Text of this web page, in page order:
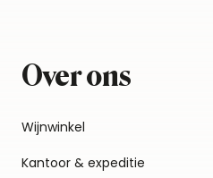
Over ons
Wijnwinkel
Kantoor & expeditie